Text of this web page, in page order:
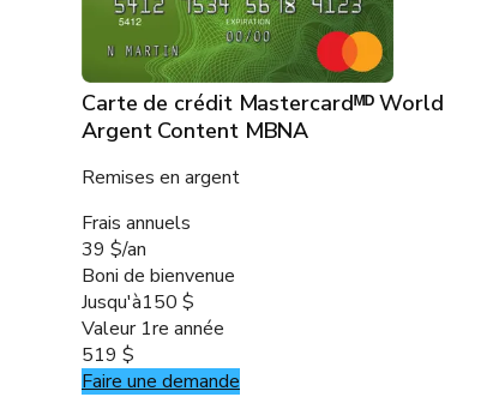
Carte de crédit Mastercardᴹᴰ World
Argent Content MBNA
Remises en argent
Frais annuels
39 $/an
Boni de bienvenue
Jusqu'à150 $
Valeur 1re année
519 $
Faire une demande